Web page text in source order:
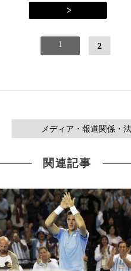
>
1 2
メディア・報道関係・
関連記事